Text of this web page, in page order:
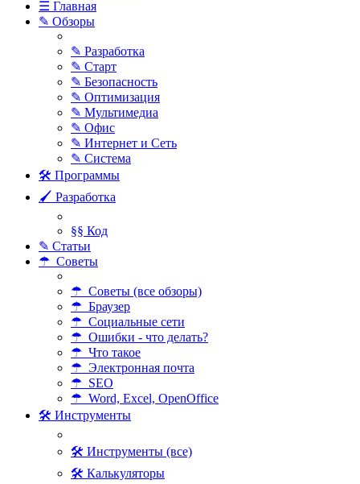
☰ Главная
✎ Обзоры
✎ Разработка
✎ Старт
✎ Безопасность
✎ Оптимизация
✎ Мультимедиа
✎ Офис
✎ Интернет и Сеть
✎ Система
🛠 Программы
🖌 Разработка
§§ Код
✎ Статьи
☂ Советы
☂ Советы (все обзоры)
☂ Браузер
☂ Социальные сети
☂ Ошибки - что делать?
☂ Что такое
☂ Электронная почта
☂ SEO
☂ Word, Excel, OpenOffice
🛠 Инструменты
🛠 Инструменты (все)
🛠 Калькуляторы